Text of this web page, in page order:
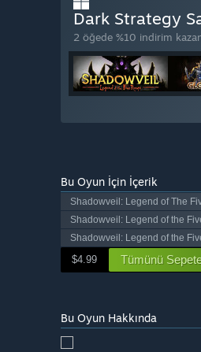
Dark Strategy
2 öğede %10 indirim
Bu Oyun İçin İçerik
Shadowveil: Legend of The
Shadowveil: Legend of the
Shadowveil: Legend of the
$4.99 Tümünü
Bu Oyun Hakkında